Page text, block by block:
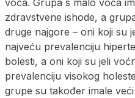
zdravstvene ishode, a
druge najgore – oni koji su
najveću prevalenciju
bolesti, a oni koji su jeli
prevalenciju visokog
grupe su također imale